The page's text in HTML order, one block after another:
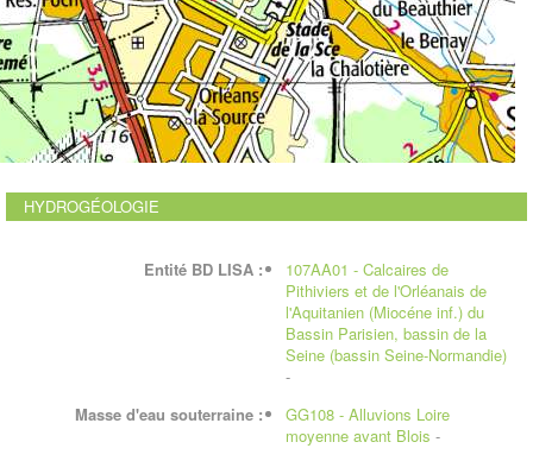
HYDROGÉOLOGIE
Entité BD LISA :
107AA01 - Calcaires de
Pithiviers et de l'Orléanais de
l'Aquitanien (Miocéne inf.) du
Bassin Parisien, bassin de la
Seine (bassin Seine-Normandie)
-
Masse d'eau souterraine :
GG108 - Alluvions Loire
moyenne avant Blois -